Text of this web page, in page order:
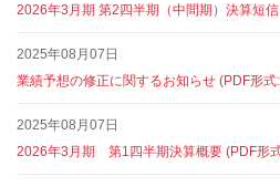
2026年3月期 第2四半期（中間期）決算短
2025年08月07日
業績予想の修正に関するお知らせ (PDF形
2025年08月07日
2026年3月期 第1四半期決算概要 (PDF形